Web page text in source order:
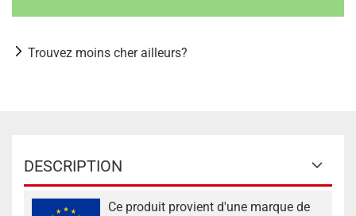
Trouvez moins cher ailleurs?
DESCRIPTION
Ce produit provient d'une marque de